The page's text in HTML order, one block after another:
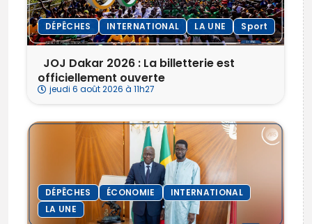
DÉPÊCHES INTERNATIONAL LA UNE Sport
‎ ‎ ‎JOJ Dakar 2026 : La billetterie est
officiellement ouverte
jeudi 6 août 2026 à 11h27
DÉPÊCHES ÉCONOMIE
INTERNATIONAL
LA UNE